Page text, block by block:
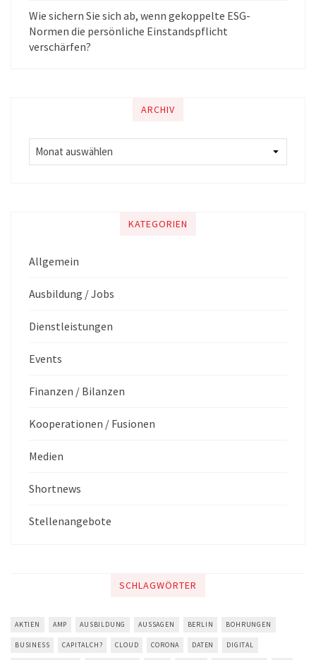
Wie sichern Sie sich ab, wenn gekoppelte ESG-
Normen die persönliche Einstandspflicht
verschärfen?
ARCHIV
KATEGORIEN
Allgemein
Ausbildung / Jobs
Dienstleistungen
Events
Finanzen / Bilanzen
Kooperationen / Fusionen
Medien
Shortnews
Stellenangebote
SCHLAGWÖRTER
AKTIEN AMP AUSBILDUNG AUSSAGEN BERLIN BOHRUNGEN
BUSINESS CAPITALCH? CLOUD CORONA DATEN DIGITAL